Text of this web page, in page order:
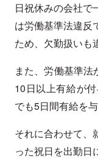
日祝休みの会社で
は労働基準法違反
ため、欠勤扱いも
また、労働基準
10日以上有給が
でも5日間有給を
それに合わせて、
った祝日を出勤日